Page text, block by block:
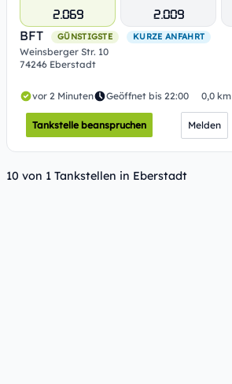
2.069 2.009
BFT
GÜNSTIGSTE KURZE ANFAHRT
Weinsberger Str. 10
74246 Eberstadt
vor 2 Minuten Geöffnet bis 22:00 0,0 km
Tankstelle beanspruchen Melden
10 von 1 Tankstellen in Eberstadt